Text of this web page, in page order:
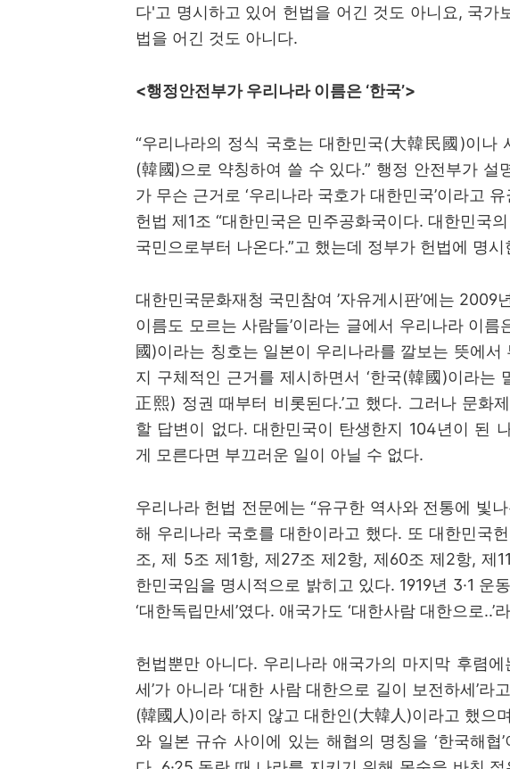
다'고 명시하고 있어 헌법을 어긴 것도 아니요 , 국가
법을 어긴 것도 아니다.
<행정안전부가 우리나라 이름은 ‘한국’>
“우리나라의 정식 국호는 대한민국(大韓民國 )이나
(韓國)으로 약칭하여 쓸 수 있다.” 행정 안전부가 설
가 무슨 근거로 ‘우리나라 국호가 대한민국’이라고
헌법 제1조 “대한민국은 민주공화국이다. 대한민국
국민으로부터 나온다.”고 했는데 정부가 헌법에 명
대한민국문화재청 국민참여 ’자유게시판’에는 2009년
이름도 모르는 사람들’이라는 글에서 우리나라 이름
國)이라는 칭호는 일본이 우리나라를 깔보는 뜻에서
지 구체적인 근거를 제시하면서 ‘한국(韓國 )이라는
正熙) 정권 때부터 비롯된다.’고 했다. 그러나 문화
할 답변이 없다. 대한민국이 탄생한지 104년이 된
게 모른다면 부끄러운 일이 아닐 수 없다.
우리나라 헌법 전문에는“유구한 역사와 전통에 빛
해 우리나라 국호를 대한이라고 했다. 또 대한민국
조,제 5조 제1항, 제27조 제2항, 제60조 제2항,제
한민국임을 명시적으로 밝히고 있다. 1919년 3·1 운
‘대한독립만세’였다. 애국가도 ‘대한사람 대한으로..’
헌법뿐만 아니다. 우리나라 애국가의 마지막 후렴에
세’가 아니라 ‘대한 사람 대한으로 길이 보전하세’라
(韓國人 )이라 하지 않고 대한인 (大韓人 )이라고 했으며
와 일본 규슈 사이에 있는 해협의 명칭을‘한국해협’